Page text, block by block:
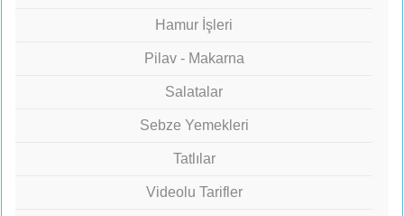
Hamur İşleri
Pilav - Makarna
Salatalar
Sebze Yemekleri
Tatlılar
Videolu Tarifler